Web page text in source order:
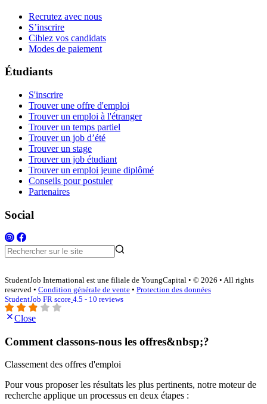
Recrutez avec nous
S’inscrire
Ciblez vos candidats
Modes de paiement
Étudiants
S'inscrire
Trouver une offre d'emploi
Trouver un emploi à l'étranger
Trouver un temps partiel
Trouver un job d’été
Trouver un stage
Trouver un job étudiant
Trouver un emploi jeune diplômé
Conseils pour postuler
Partenaires
Social
StudentJob International est une filiale de YoungCapital • © 2026 • All rights
reserved • Condition générale de vente • Protection des données
StudentJob FR score 4.5 - 10 reviews
Close
Comment classons-nous les offres&nbsp;?
Classement des offres d'emploi
Pour vous proposer les résultats les plus pertinents, notre moteur de
recherche applique un processus en deux étapes :